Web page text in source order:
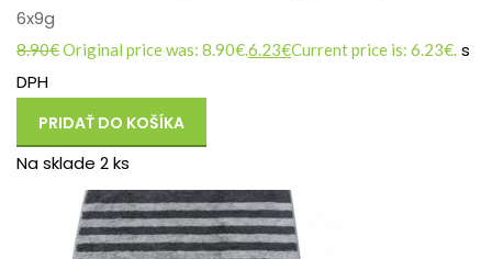
6x9g
8.90€Original price was: 8.90€.6.23€Current price is: 6.23€. s
DPH
PRIDAŤ DO KOŠÍKA
Na sklade 2 ks